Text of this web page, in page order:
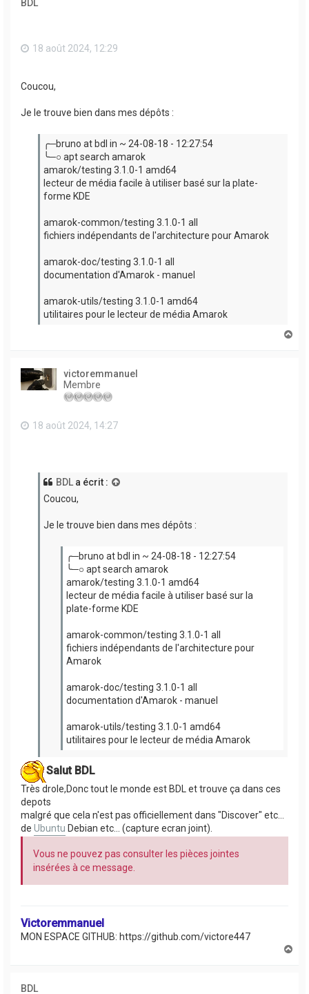
BDL
18 août 2024, 12:29
Coucou,
Je le trouve bien dans mes dépôts :
╭─bruno at bdl in ~ 24-08-18 - 12:27:54
╰─○ apt search amarok
amarok/testing 3.1.0-1 amd64
lecteur de média facile à utiliser basé sur la plate-
forme KDE
amarok-common/testing 3.1.0-1 all
fichiers indépendants de l'architecture pour Amarok
amarok-doc/testing 3.1.0-1 all
documentation d'Amarok - manuel
amarok-utils/testing 3.1.0-1 amd64
utilitaires pour le lecteur de média Amarok
victoremmanuel
Membre
18 août 2024, 14:27
BDL a écrit :
Coucou,
Je le trouve bien dans mes dépôts :
╭─bruno at bdl in ~ 24-08-18 - 12:27:54
╰─○ apt search amarok
amarok/testing 3.1.0-1 amd64
lecteur de média facile à utiliser basé sur la
plate-forme KDE
amarok-common/testing 3.1.0-1 all
fichiers indépendants de l'architecture pour
Amarok
amarok-doc/testing 3.1.0-1 all
documentation d'Amarok - manuel
amarok-utils/testing 3.1.0-1 amd64
utilitaires pour le lecteur de média Amarok
Salut BDL
Très drole,Donc tout le monde est BDL et trouve ça dans ces
depots
malgré que cela n'est pas officiellement dans "Discover" etc...
de Ubuntu Debian etc... (capture ecran joint).
Vous ne pouvez pas consulter les pièces jointes
insérées à ce message.
Victoremmanuel
MON ESPACE GITHUB: https://github.com/victore447
BDL